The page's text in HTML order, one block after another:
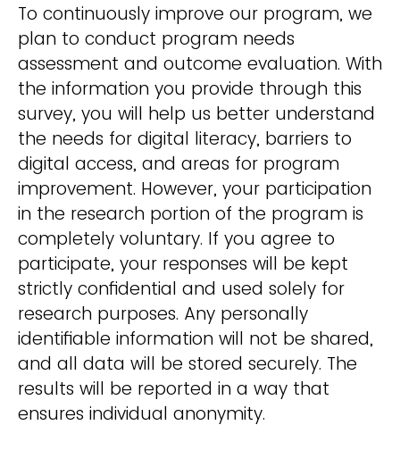
To continuously improve our program, we
plan to conduct program needs
assessment and outcome evaluation. With
the information you provide through this
survey, you will help us better understand
the needs for digital literacy, barriers to
digital access, and areas for program
improvement. However, your participation
in the research portion of the program is
completely voluntary. If you agree to
participate, your responses will be kept
strictly confidential and used solely for
research purposes. Any personally
identifiable information will not be shared,
and all data will be stored securely. The
results will be reported in a way that
ensures individual anonymity.